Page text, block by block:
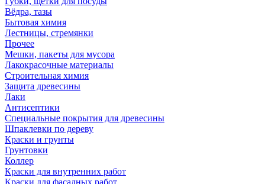
Вёдра, тазы
Бытовая химия
Лестницы, стремянки
Прочее
Мешки, пакеты для мусора
Лакокрасочные материалы
Строительная химия
Защита древесины
Лаки
Антисептики
Специальные покрытия для древесины
Шпаклевки по дереву
Краски и грунты
Грунтовки
Коллер
Краски для внутренних работ
Краски для фасадных работ